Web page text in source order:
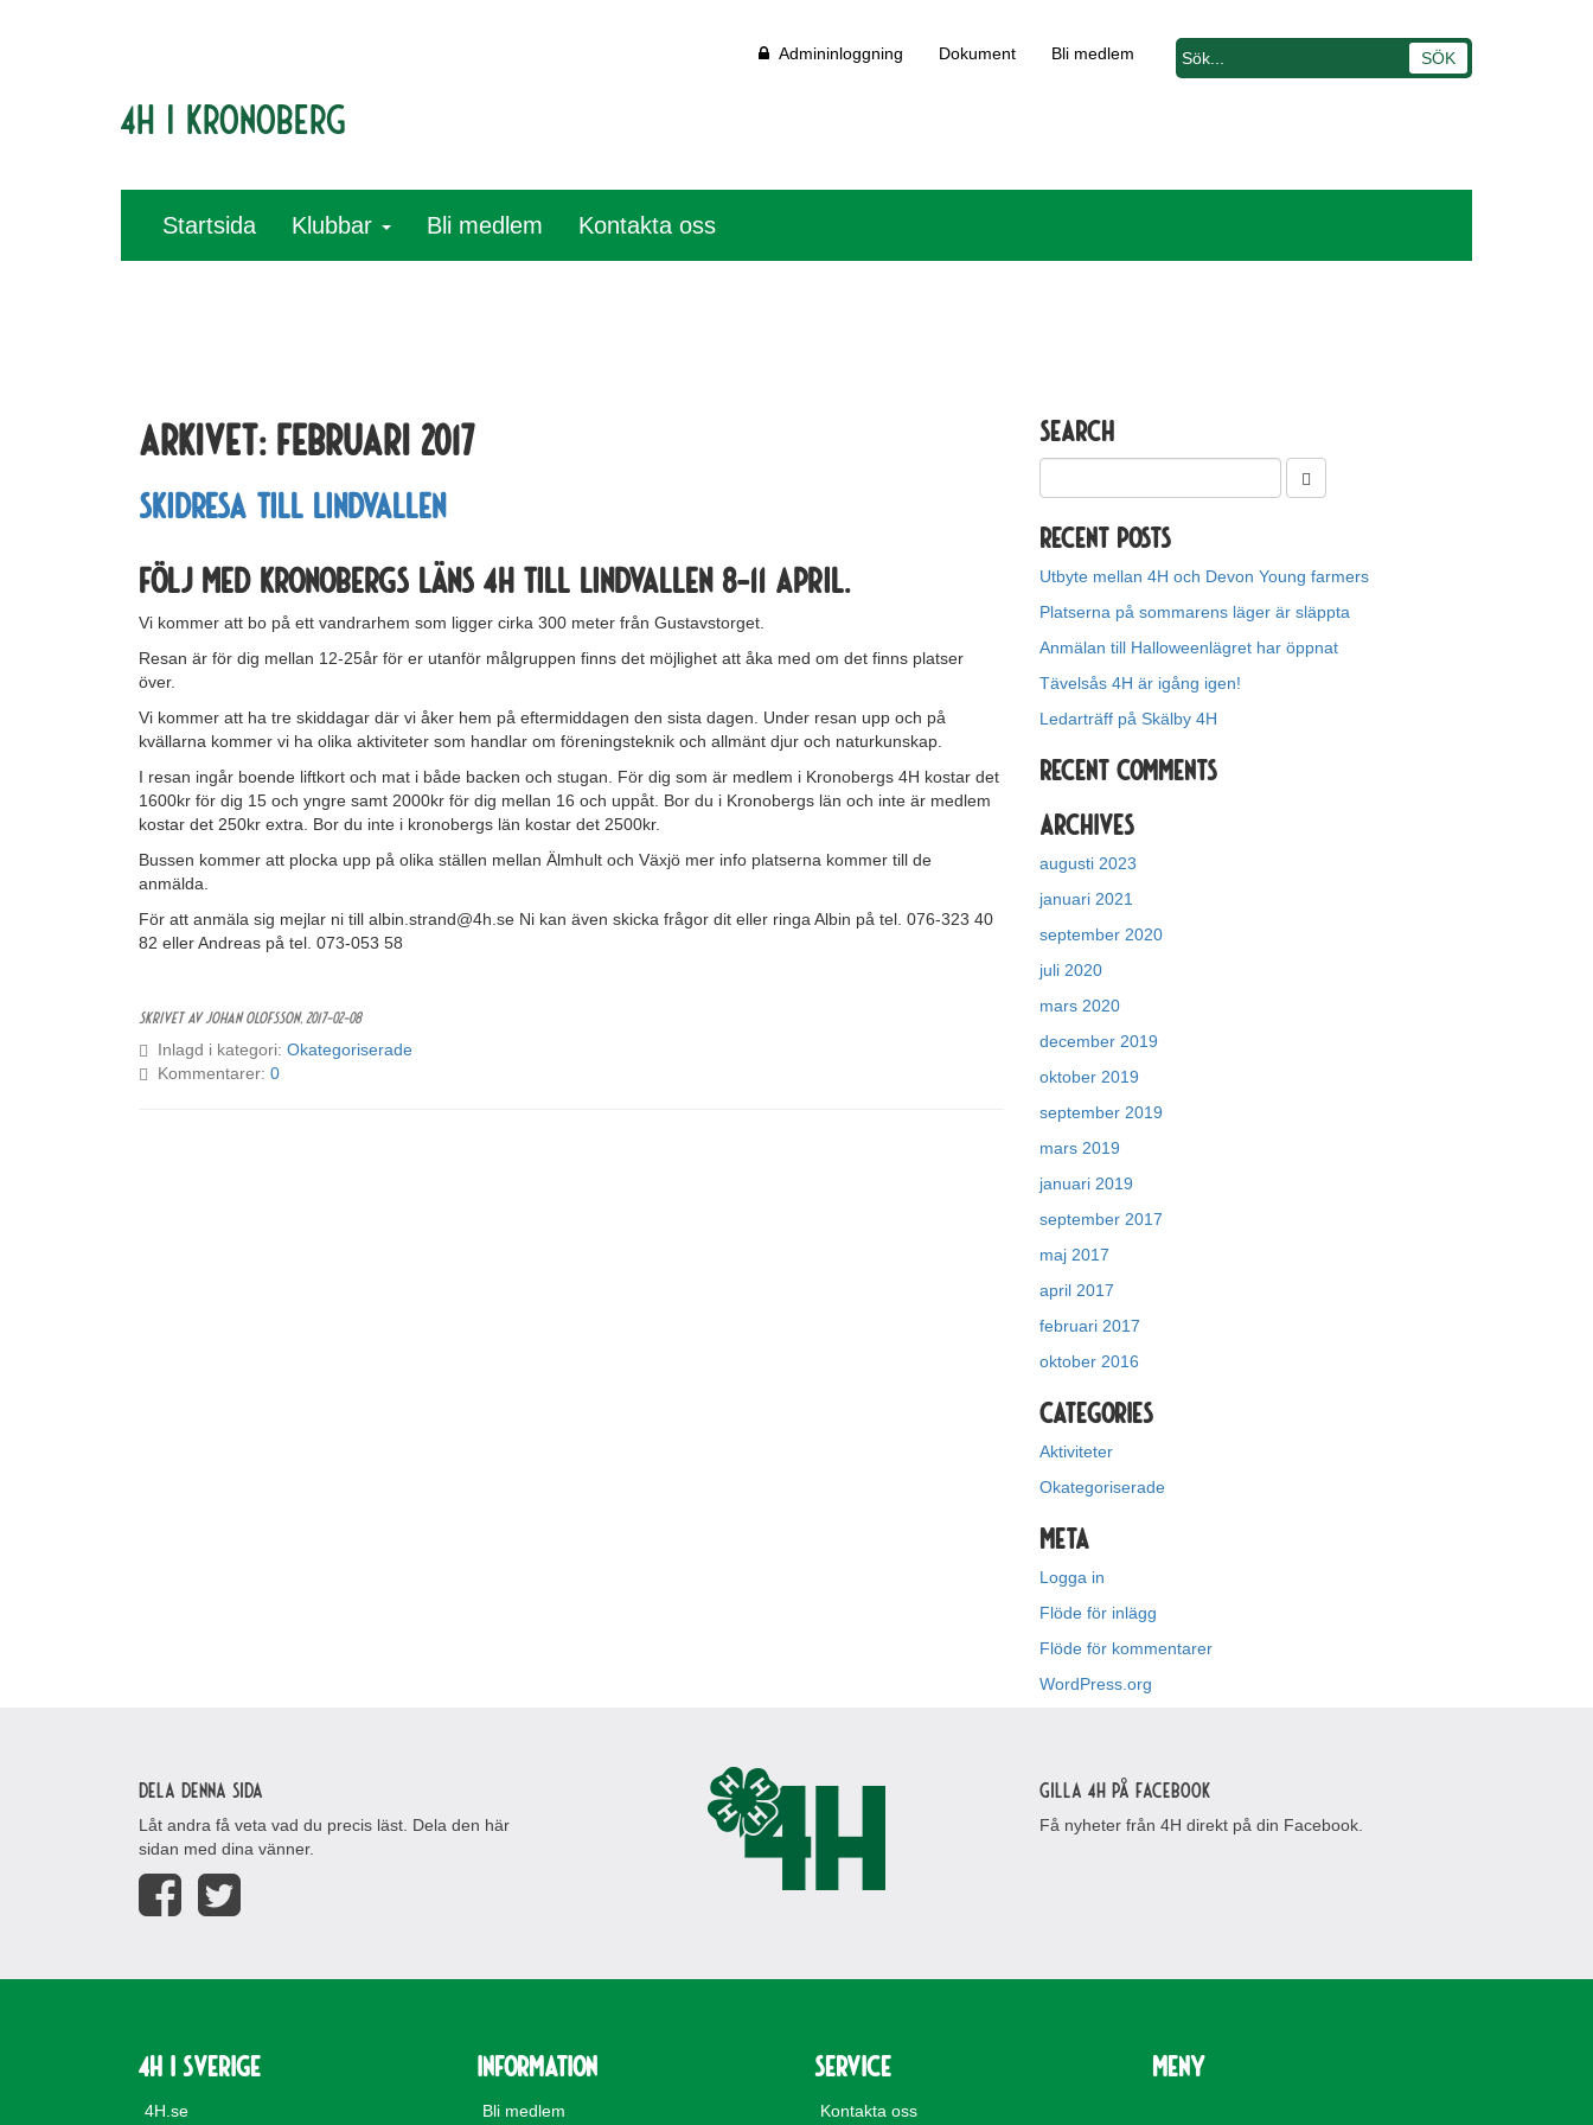
4H i Kronoberg
Admininloggning Dokument Bli medlem
Startsida Klubbar Bli medlem Kontakta oss
Arkivet: februari 2017
Skidresa till Lindvallen
Följ med Kronobergs läns 4H till Lindvallen 8-11 april.
Vi kommer att bo på ett vandrarhem som ligger cirka 300 meter från Gustavstorget.
Resan är för dig mellan 12-25år för er utanför målgruppen finns det möjlighet att åka med om det finns platser
över.
Vi kommer att ha tre skiddagar där vi åker hem på eftermiddagen den sista dagen. Under resan upp och på
kvällarna kommer vi ha olika aktiviteter som handlar om föreningsteknik och allmänt djur och naturkunskap.
I resan ingår boende liftkort och mat i både backen och stugan. För dig som är medlem i Kronobergs 4H kostar det
1600kr för dig 15 och yngre samt 2000kr för dig mellan 16 och uppåt. Bor du i Kronobergs län och inte är medlem
kostar det 250kr extra. Bor du inte i kronobergs län kostar det 2500kr.
Bussen kommer att plocka upp på olika ställen mellan Älmhult och Växjö mer info platserna kommer till de
anmälda.
För att anmäla sig mejlar ni till albin.strand@4h.se Ni kan även skicka frågor dit eller ringa Albin på tel. 076-323 40
82 eller Andreas på tel. 073-053 58
Skrivet av Johan Olofsson,2017-02-08
Inlagd i kategori: Okategoriserade
Kommentarer: 0
Search
Recent Posts
Utbyte mellan 4H och Devon Young farmers
Platserna på sommarens läger är släppta
Anmälan till Halloweenlägret har öppnat
Tävelsås 4H är igång igen!
Ledarträff på Skälby 4H
Recent Comments
Archives
augusti 2023
januari 2021
september 2020
juli 2020
mars 2020
december 2019
oktober 2019
september 2019
mars 2019
januari 2019
september 2017
maj 2017
april 2017
februari 2017
oktober 2016
Categories
Aktiviteter
Okategoriserade
Meta
Logga in
Flöde för inlägg
Flöde för kommentarer
WordPress.org
Dela denna sida
Låt andra få veta vad du precis läst. Dela den här
sidan med dina vänner.
Gilla 4H på Facebook
Få nyheter från 4H direkt på din Facebook.
4H i Sverige
4H.se
Information
Bli medlem
Service
Kontakta oss
Meny